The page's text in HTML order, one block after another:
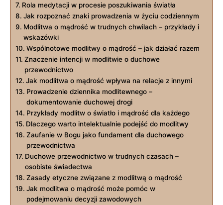
Rola medytacji w procesie poszukiwania światła
Jak rozpoznać⁢ znaki prowadzenia w życiu codziennym
Modlitwa o mądrość ​w trudnych ⁢chwilach – przykłady i
wskazówki
Wspólnotowe modlitwy o mądrość – jak działać razem
Znaczenie intencji w modlitwie o duchowe
przewodnictwo
Jak modlitwa o mądrość​ wpływa na‍ relacje z innymi
Prowadzenie ⁢dziennika modlitewnego –
dokumentowanie⁤ duchowej drogi
Przykłady modlitw o światło i⁤ mądrość dla każdego
Dlaczego warto intelektualnie podejść do modlitwy
Zaufanie w Bogu jako fundament dla duchowego
przewodnictwa
Duchowe ‌przewodnictwo w trudnych czasach –
osobiste świadectwa
Zasady etyczne związane z modlitwą o mądrość
Jak modlitwa o mądrość może pomóc w
podejmowaniu decyzji zawodowych